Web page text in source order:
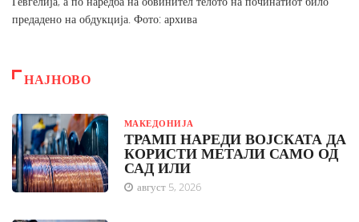
предадено на обдукција. Фото: архива
НАЈНОВО
МАКЕДОНИЈА
ТРАМП НАРЕДИ ВОЈСКАТА ДА
КОРИСТИ МЕТАЛИ САМО ОД
САД ИЛИ
август 5, 2026